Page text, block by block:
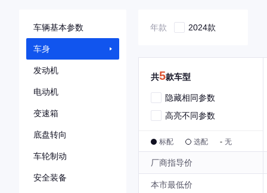
车辆基本参数
车身
发动机
电动机
变速箱
底盘转向
车轮制动
安全装备
年款 2024款
共5款车型
隐藏相同参数
高亮不同参数
标配 选配 - 无
厂商指导价
本市最低价